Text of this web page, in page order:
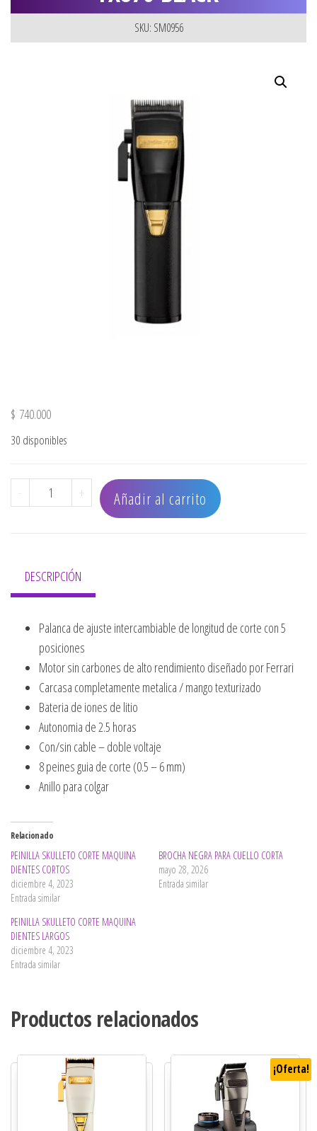
SKU: SM0956
$ 740.000
30 disponibles
- CORTADORA INALAMBRICA FX870 BLACK cantidad
+ Añadir al carrito
DESCRIPCIÓN
Palanca de ajuste intercambiable de longitud de corte con 5
posiciones
Motor sin carbones de alto rendimiento diseñado por Ferrari
Carcasa completamente metalica / mango texturizado
Bateria de iones de litio
Autonomia de 2.5 horas
Con/sin cable – doble voltaje
8 peines guia de corte (0.5 – 6 mm)
Anillo para colgar
Relacionado
PEINILLA SKULLETO CORTE MAQUINA
DIENTES CORTOS
diciembre 4, 2023
Entrada similar
BROCHA NEGRA PARA CUELLO CORTA
mayo 28, 2026
Entrada similar
PEINILLA SKULLETO CORTE MAQUINA
DIENTES LARGOS
diciembre 4, 2023
Entrada similar
Productos relacionados
¡Oferta!